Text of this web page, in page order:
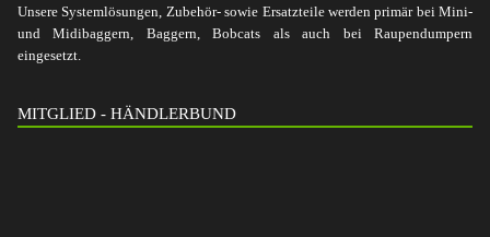
Unsere Systemlösungen, Zubehör- sowie Ersatzteile werden primär bei Mini-
und Midibaggern, Baggern, Bobcats als auch bei Raupendumpern
eingesetzt.
MITGLIED - HÄNDLERBUND